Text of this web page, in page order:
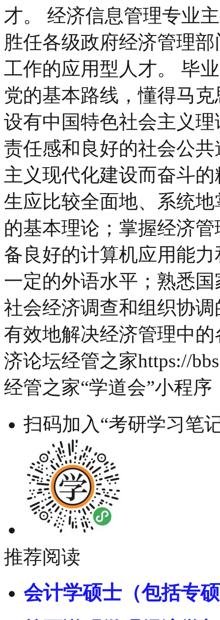
才。 经济信息管理专业
胜任各级政府经济管理
工作的应用型人才。 毕
党的基本路线，懂得马
设有中国特色社会主义
责任感和良好的社会公
主义现代化建设而奋斗
生应比较全面地、系统
的基本理论；掌握经济
备良好的计算机应用能
一定的外语水平；熟悉
社会经济调查和组织协
有效地解决经济管理中
济论坛经管之家https://
经管之家“学道会”小程序
扫码加入“考研学习笔
推荐阅读
会计学硕士（包括专